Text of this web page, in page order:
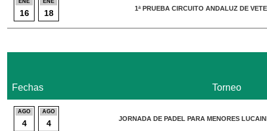
ENE
16
ENE
18 1ª PRUEBA CIRCUITO ANDALUZ DE
Fechas Torneo
AGO
4
AGO
4 JORNADA DE PADEL PARA MENORES